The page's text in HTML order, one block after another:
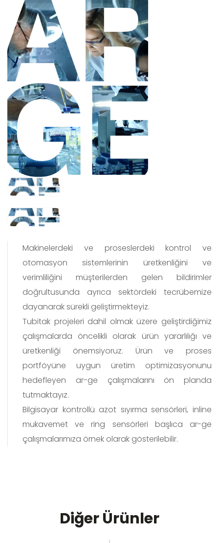
Makinelerdeki ve proseslerdeki kontrol ve
otomasyon sistemlerinin üretkenliğini ve
verimliliğini müşterilerden gelen bildirimler
doğrultusunda ayrıca sektördeki tecrübemize
dayanarak sürekli geliştirmekteyiz.
Tubitak projeleri dahil olmak üzere geliştirdiğimiz
çalışmalarda öncelikli olarak ürün yararlılığı ve
üretkenliği önemsiyoruz. Ürün ve proses
portföyüne uygun üretim optimizasyonunu
hedefleyen ar-ge çalışmalarını ön planda
tutmaktayız.
Bilgisayar kontrollü azot sıyırma sensörleri, inline
mukavemet ve ring sensörleri başlıca ar-ge
çalışmalarımıza örnek olarak gösterilebilir.
Diğer Ürünler